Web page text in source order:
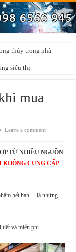
thủy trong nhà
siêu thị
mua
Leave a comment
TỪ NHIỀU NGUỒN
KHÔNG CUNG CẤP
hết hạn… là những
tiết và miễn phí